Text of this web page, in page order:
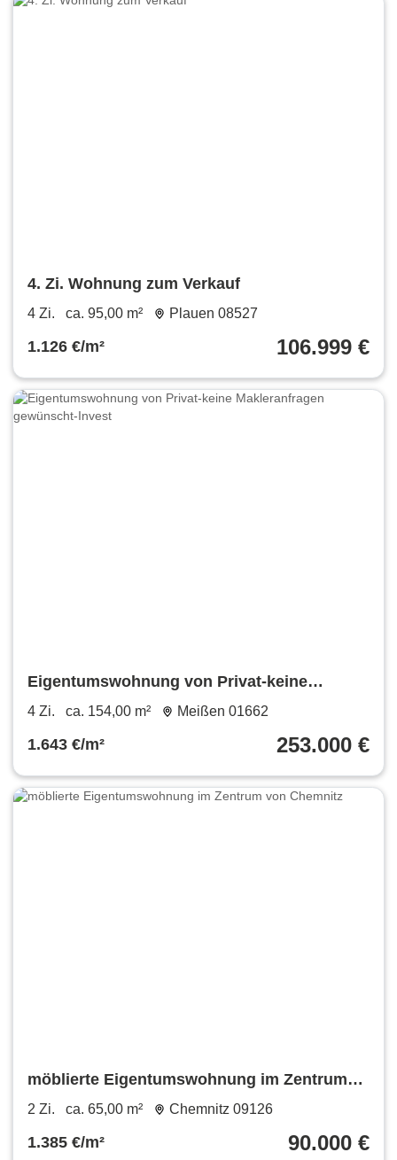
4. Zi. Wohnung zum Verkauf
4 Zi. ca. 95,00 m² Plauen 08527
1.126 €/m² 106.999 €
Eigentumswohnung von Privat-keine
Makleranfragen gewünscht-Invest
4 Zi. ca. 154,00 m² Meißen 01662
1.643 €/m² 253.000 €
möblierte Eigentumswohnung im Zentrum
von Chemnitz
2 Zi. ca. 65,00 m² Chemnitz 09126
1.385 €/m² 90.000 €